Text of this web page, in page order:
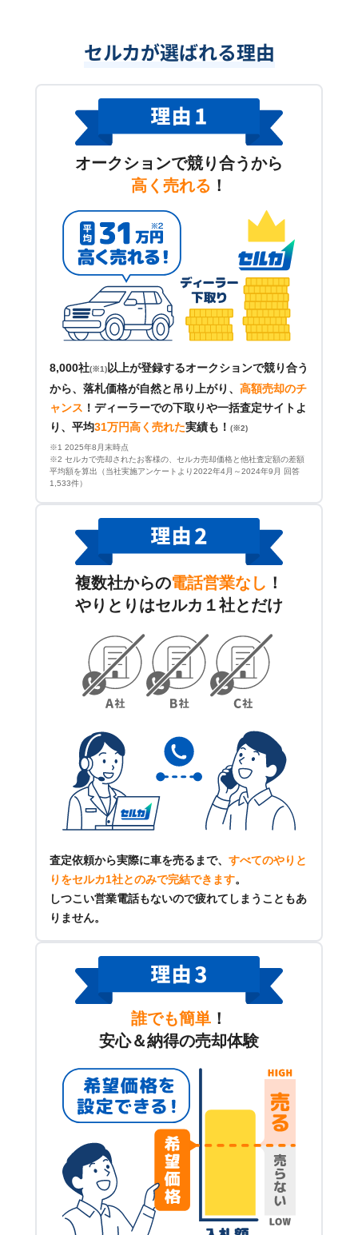
セルカが選ばれる理由
オークションで競り合うから
高く売れる ！
8,000社(※1)以上が登録するオークションで競り合う
から、落札価格が自然と吊り上がり、 高額売却のチ
ャンス ！ ディーラーでの下取りや一括査定サイトよ
り、平均31万円高く売れた実績も！ (※2)
※1 2025年8月末時点
※2 セルカで売却されたお客様の、セルカ売却価格と他社査定額の差額
平均額を算出（当社実施アンケートより2022年4月～2024年9月 回答
1,533件）
複数社からの電話営業なし ！
やりとりはセルカ１社とだけ
査定依頼から実際に車を売るまで、 すべてのやりと
りをセルカ1社とのみで完結できます。
しつこい営業電話もないので疲れてしまうこともあ
りません。
誰でも簡単 ！
安心＆納得の売却体験